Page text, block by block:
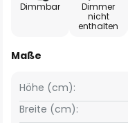
Dimmbar
Dimmer
nicht
enthalten
Maße
Breite (cm):
Höhe (cm):